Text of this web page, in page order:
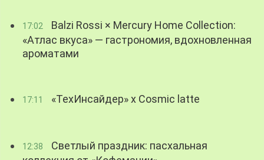
17:02
Balzi Rossi × Mercury Home Collection:
«Атлас вкуса» — гастрономия, вдохновленная
ароматами
17:11 «ТехИнсайдер» х Cosmic latte
12:38
Светлый праздник: пасхальная